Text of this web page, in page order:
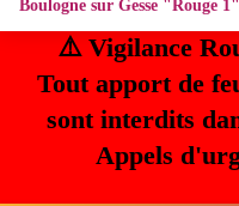
⚠️ Vigilance
Tout apport de
sont interdits
Appels
Boulogne sur Gesse "Rouge 1"